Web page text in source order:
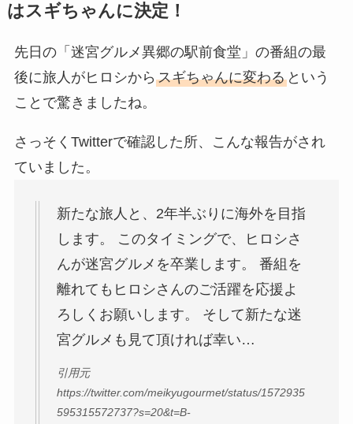
はスギちゃんに決定！
先日の「迷宮グルメ異郷の駅前食堂」の番組の最
後に旅人がヒロシから スギちゃんに変わるという
ことで驚きましたね。
さっそくTwitterで確認した所、こんな報告がされ
ていました。
新たな旅人と、2年半ぶりに海外を目指
します。 このタイミングで、ヒロシさ
んが迷宮グルメを卒業します。 番組を
離れてもヒロシさんのご活躍を応援よ
ろしくお願いします。 そして新たな迷
宮グルメも見て頂ければ幸い…
引用元
https://twitter.com/meikyugourmet/status/1572935
595315572737?s=20&t=B-